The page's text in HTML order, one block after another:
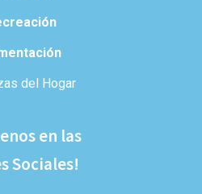
del Hogar
en las
Sociales!